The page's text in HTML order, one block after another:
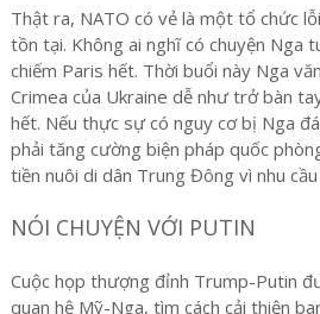
Thật ra, NATO có vẻ là một tổ chức
tồn tại. Không ai nghĩ có chuyện Nga
chiếm Paris hết. Thời buổi này Nga
Crimea của Ukraine dễ như trở bàn
hết. Nếu thực sự có nguy cơ bị Nga
phải tăng cường biện pháp quốc
tiền nuôi di dân Trung Đông vì nhu
NÓI CHUYỆN VỚI PUTIN
Cuộc họp thượng đỉnh Trump-Putin
quan hệ Mỹ-Nga, tìm cách cải thiện